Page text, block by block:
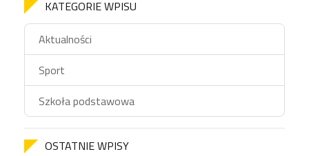
KATEGORIE WPISU
Aktualności
Sport
Szkoła podstawowa
OSTATNIE WPISY